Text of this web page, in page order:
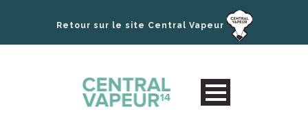
Retour sur le site Central Vapeur